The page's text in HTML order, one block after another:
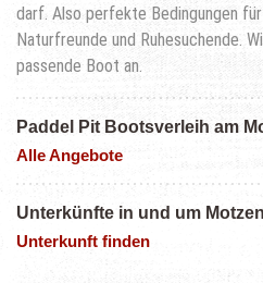
darf. Also perfekte Bedingungen
Naturfreunde und Ruhesuchende.
passende Boot an.
Paddel Pit Bootsverleih am
Alle Angebote
Unterkünfte in und um Motzen
Unterkunft finden